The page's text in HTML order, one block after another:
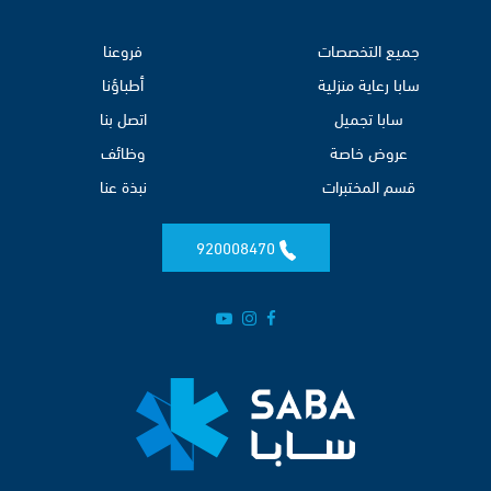
جميع التخصصات
سابا رعاية منزلية
سابا تجميل
عروض خاصة
قسم المختبرات
فروعنا
أطباؤنا
اتصل بنا
وظائف
نبذة عنا